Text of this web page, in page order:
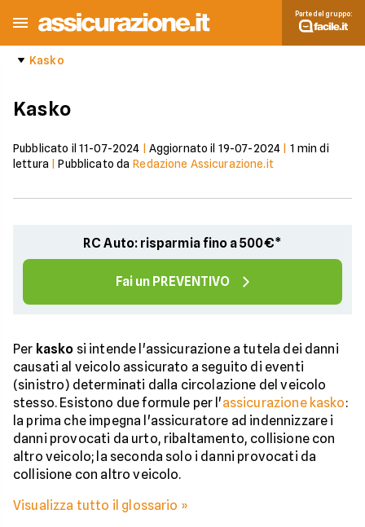
Parte del gruppo:
Kasko
Kasko
Pubblicato il 11-07-2024 Aggiornato il 19-07-2024 1 min di
lettura |Pubblicato da Redazione Assicurazione.it
RC Auto: risparmia fino a 500€*
Fai un PREVENTIVO
Per kasko si intende l'assicurazione a tutela dei danni
causati al veicolo assicurato a seguito di eventi
(sinistro) determinati dalla circolazione del veicolo
stesso. Esistono due formule per l'assicurazione kasko:
la prima che impegna l'assicuratore ad indennizzare i
danni provocati da urto, ribaltamento, collisione con
altro veicolo; la seconda solo i danni provocati da
collisione con altro veicolo.
Visualizza tutto il glossario »